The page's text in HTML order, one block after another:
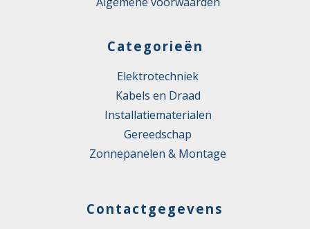
Categorieën
Elektrotechniek
Kabels en Draad
Installatiematerialen
Gereedschap
Zonnepanelen & Montage
Contactgegevens